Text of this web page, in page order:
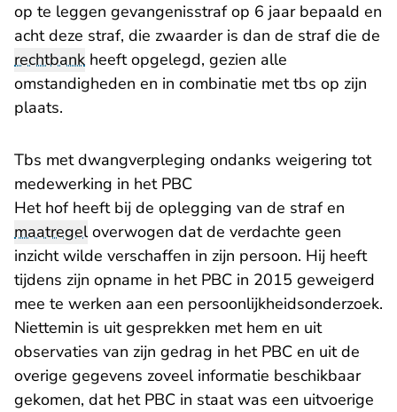
op te leggen gevangenisstraf op 6 jaar bepaald en
acht deze straf, die zwaarder is dan de straf die de
rechtbank heeft opgelegd, gezien alle
omstandigheden en in combinatie met tbs op zijn
plaats.
Tbs met dwangverpleging ondanks weigering tot
medewerking in het PBC
Het hof heeft bij de oplegging van de straf en
maatregeloverwogen dat de verdachte geen
inzicht wilde verschaffen in zijn persoon. Hij heeft
tijdens zijn opname in het PBC in 2015 geweigerd
mee te werken aan een persoonlijkheidsonderzoek.
Niettemin is uit gesprekken met hem en uit
observaties van zijn gedrag in het PBC en uit de
overige gegevens zoveel informatie beschikbaar
gekomen, dat het PBC in staat was een uitvoerige